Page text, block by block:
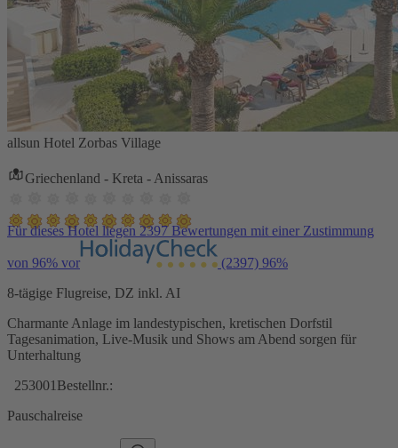
allsun Hotel Zorbas Village
Griechenland - Kreta - Anissaras
Für dieses Hotel liegen 2397 Bewertungen mit einer Zustimmung
von 96% vor (2397) 96%
8-tägige Flugreise, DZ inkl. AI
Charmante Anlage im landestypischen, kretischen Dorfstil
Tagesanimation, Live-Musik und Shows am Abend sorgen für
Unterhaltung
253001 Bestellnr.:
Pauschalreise